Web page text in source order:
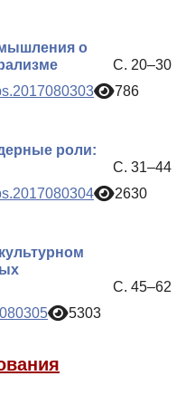
о
С. 20–30
786
роли:
С. 31–44
2630
С. 45–62
5303